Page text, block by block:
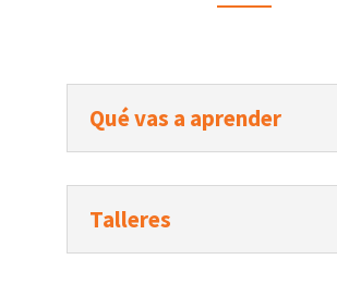
Qué vas a aprender
Talleres